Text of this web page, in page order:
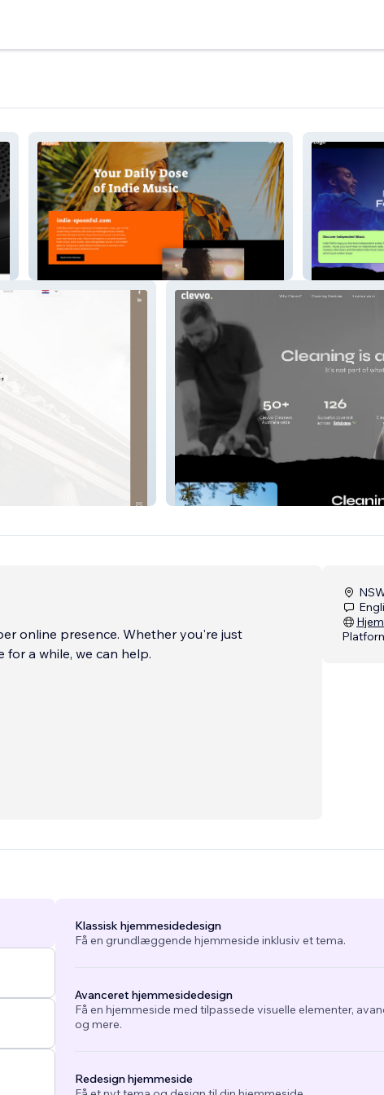
CurrentIndieSpoonful Indie
cc
online presence. Whether you're just
a while, we can help.
Klassisk hjemmesidedesign
Få en grundlæggende hjemmeside inklusiv et tema.
Avanceret hjemmesidedesign
Få en hjemmeside med tilpassede visuelle elementer,
og mere.
Redesign hjemmeside